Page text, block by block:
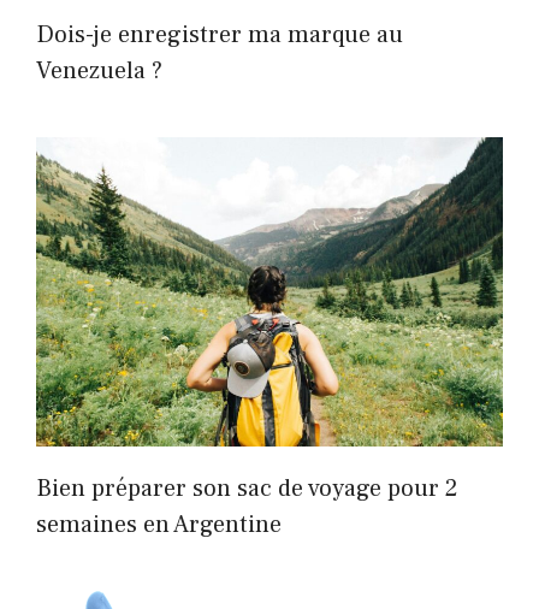
Dois-je enregistrer ma marque au
Venezuela ?
Bien préparer son sac de voyage pour 2
semaines en Argentine